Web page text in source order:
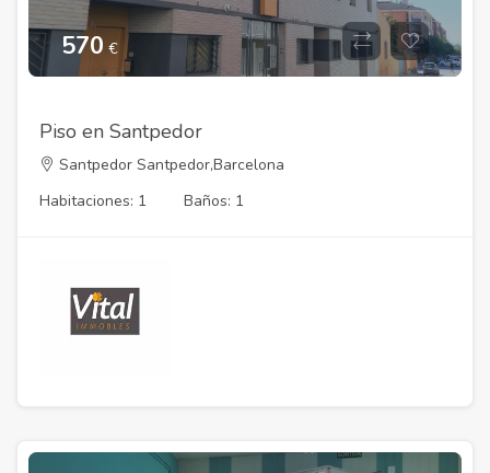
570 €
Piso en Santpedor
Santpedor Santpedor,Barcelona
Habitaciones: 1
Baños: 1